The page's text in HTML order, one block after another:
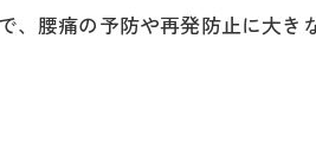
方指導の内容とは
、腰痛の予防や再発防止に大き